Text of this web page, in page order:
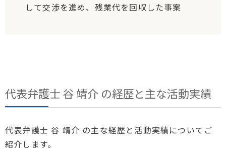
して交渉を進め、残業代を回収した事案
代表弁護士谷 靖介 の経歴と主な活動実績
代表弁護士 谷 靖介 の主な経歴と活動実績についてご
紹介します。